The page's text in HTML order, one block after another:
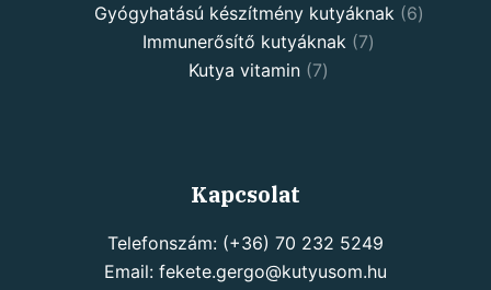
products
Gyógyhatású készítmény kutyáknak 66
Immunerősítő kutyáknak 77
Kutya vitamin 77
Kapcsolat
Telefonszám: (+36) 70 232 5249
Email: fekete.gergo@kutyusom.hu